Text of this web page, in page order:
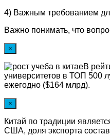
4) Важным требованием
Важно понимать, что
×
В
университетов в ТОП 500
ежегодно ($164 млрд).
×
Китай по традиции
США, доля экспорта